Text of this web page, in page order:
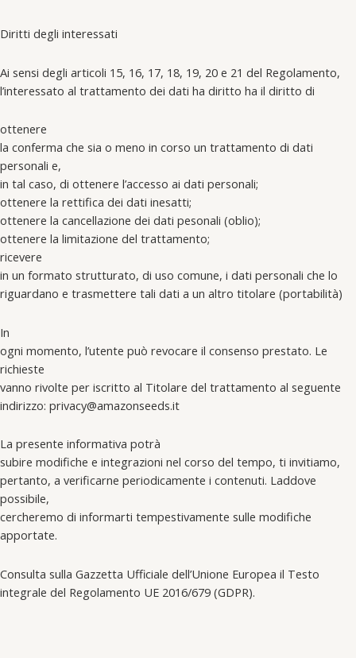
Diritti degli interessati
Ai sensi degli articoli 15, 16, 17, 18, 19, 20 e 21 del Regolamento,
l’interessato al trattamento dei dati ha diritto ha il diritto di
ottenere
la conferma che sia o meno in corso un trattamento di dati
personali e,
in tal caso, di ottenere l’accesso ai dati personali;
ottenere la rettifica dei dati inesatti;
ottenere la cancellazione dei dati pesonali (oblio);
ottenere la limitazione del trattamento;
ricevere
in un formato strutturato, di uso comune, i dati personali che lo
riguardano e trasmettere tali dati a un altro titolare (portabilità)
In
ogni momento, l’utente può revocare il consenso prestato. Le
richieste
vanno rivolte per iscritto al Titolare del trattamento al seguente
indirizzo: privacy@amazonseeds.it
La presente informativa potrà
subire modifiche e integrazioni nel corso del tempo, ti invitiamo,
pertanto, a verificarne periodicamente i contenuti. Laddove
possibile,
cercheremo di informarti tempestivamente sulle modifiche
apportate.
Consulta sulla Gazzetta Ufficiale dell’Unione Europea il Testo
integrale del Regolamento UE 2016/679 (GDPR).